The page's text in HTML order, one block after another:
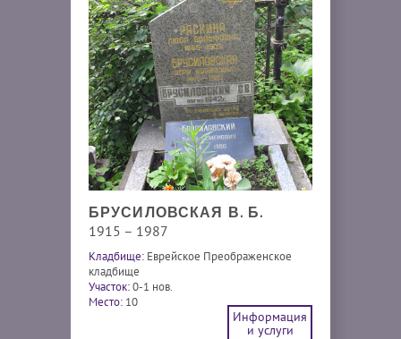
БРУСИЛОВСКАЯ В. Б.
1915 – 1987
Кладбище: Еврейское Преображенское
кладбище
Участок:0-1 нов.
Место: 10
Информация
и услуги